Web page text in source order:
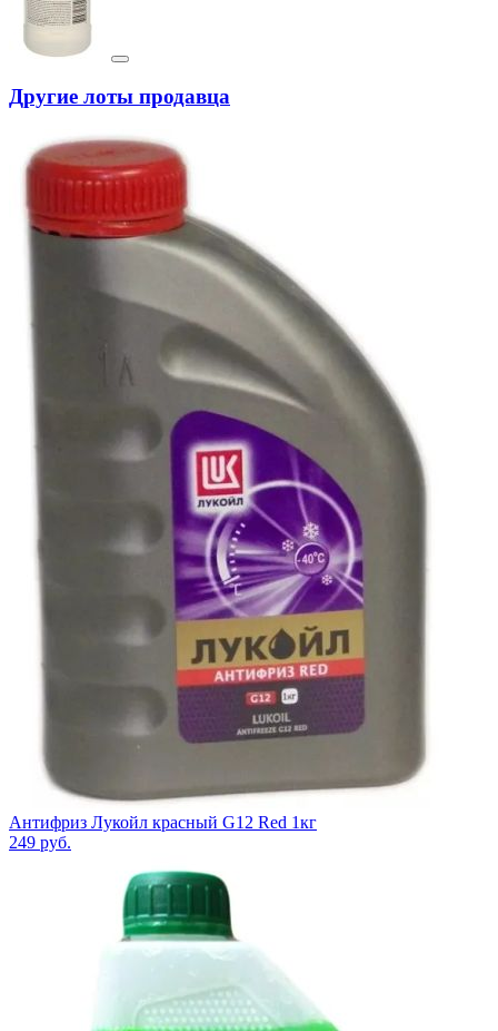
Другие лоты продавца
Антифриз Лукойл красный G12 Red 1кг
249 руб.